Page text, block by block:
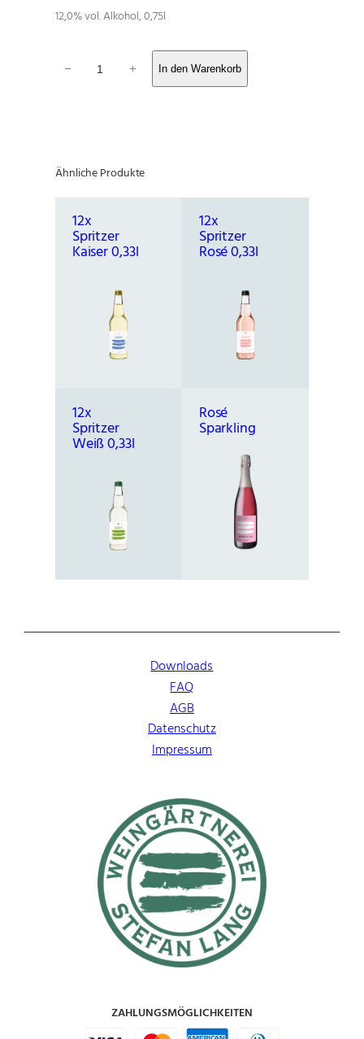
12,0% vol. Alkohol, 0,75l
n
t
− + In den Warenkorb
Ähnliche Produkte
12x
Spritzer
Kaiser 0,33l
12x
Spritzer
Rosé 0,33l
12x
Spritzer
Weiß 0,33l
Rosé
Sparkling
Downloads
FAQ
AGB
Datenschutz
Impressum
ZAHLUNGSMÖGLICHKEITEN